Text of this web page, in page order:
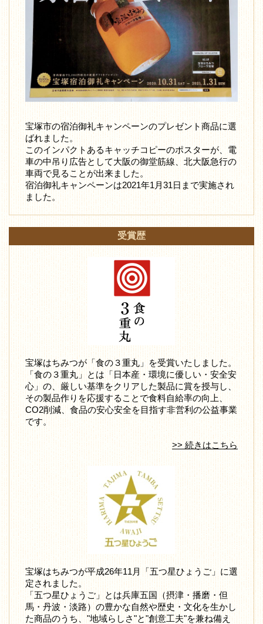
宝塚市の宿泊御礼キャンペーンのプレゼント商品に選
ばれました。
このインパクトあるキャッチコピーのポスターが、電
車の中吊り広告として大阪の御堂筋線、北大阪急行の
車両で見ることが出来ました。
宿泊御礼キャンペーンは2021年1月31日まで実施され
ました。
受賞歴
宝塚はちみつが「食の３重丸」を受賞いたしました。
「食の３重丸」とは「日本産・環境に優しい・安全安
心」の、厳しい基準をクリアした製品に賞を授与し、
その製品作りを応援することで食料自給率の向上、
CO2削減、食品の安心安全を目指す非営利の公益事業
です。
>> 続きはこちら
宝塚はちみつが平成26年11月「五つ星ひょうご」に選
定されました。
「五つ星ひょうご」とは兵庫五国（摂津・播磨・但
馬・丹波・淡路）の豊かな自然や歴史・文化を生かし
た商品のうち、"地域らしさ"と"創意工夫"を兼ね備え